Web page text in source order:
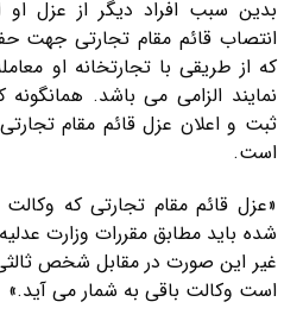
بدین سبب افراد دیگر از عزل او
انتصاب قائم مقام تجارتی جهت
که از طریقی با تجارتخانه او
نمایند الزامی می باشد.
ثبت و اعلان عزل قائم مقام
است.
«عزل قائم مقام تجارتی که
شده باید مطابق مقررات وزارت
غیر این صورت در مقابل شخص
است وکالت باقی به شمار می آید.»